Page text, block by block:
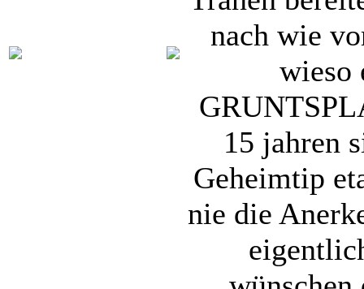
nach wie
wieso
15 jahren
Geheimtip
nie die